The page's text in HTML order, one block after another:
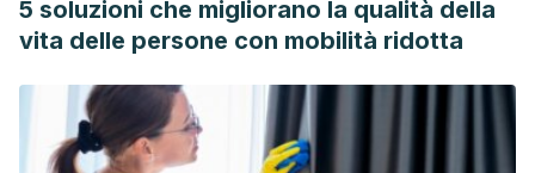
Frontiers in pharmacology 12
https://www.ncbi.nlm.nih.gov/pmc/articles/PMC8762307/
Ayuob, N. N., Balgoon, M. J., Ali, S., Alnoury, I. S.,
ALmohaimeed, H. M., & AbdElfattah, A. A. (2020). Ocimum
basilicum (basil) modulates apoptosis and neurogenesis in
5 soluzioni che migliorano la qualità della
vita delle persone con mobilità ridotta